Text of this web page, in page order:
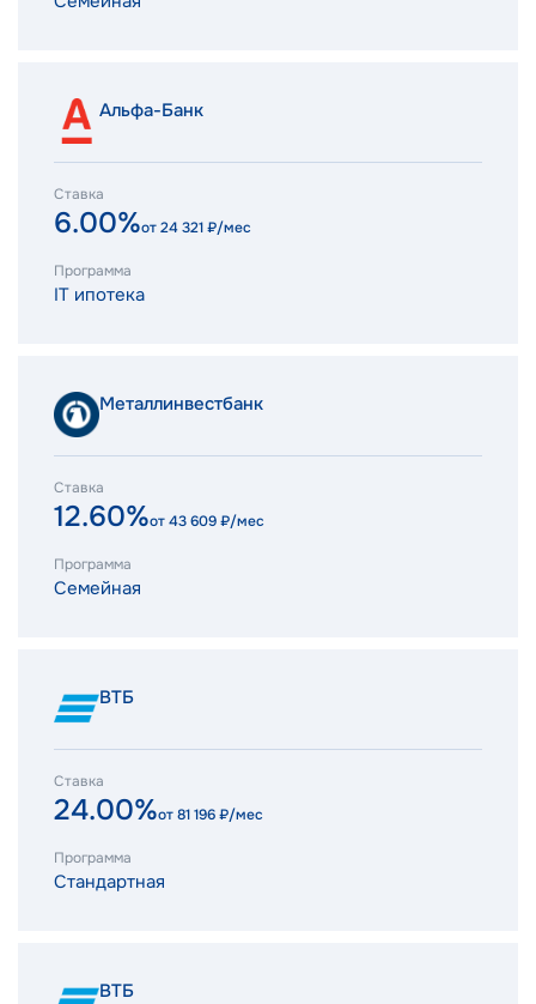
Альфа-Банк
Ставка
6.00%от24 321₽/мес
Программа
IT ипотека
Металлинвестбанк
Ставка
12.60%от43 609₽/мес
Программа
Семейная
ВТБ
Ставка
24.00%от81 196₽/мес
Программа
Стандартная
ВТБ